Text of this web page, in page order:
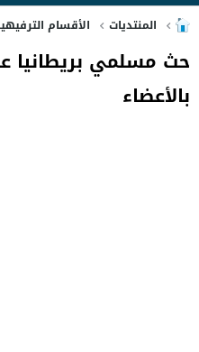
المنتديات الأقسام
حث مسلمي بريطانيا
بالأعضاء